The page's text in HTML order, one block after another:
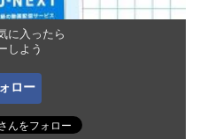
に入ったら
しよう
ロー